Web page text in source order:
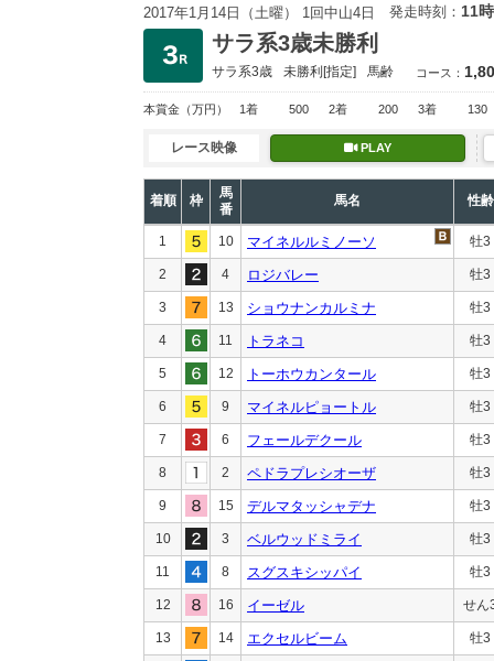
2017年1月14日（土曜） 1回中山4日 発走時刻： 11
サラ系3歳未勝利
サラ系3歳 未勝利[指定] 馬齢 コース：
本賞金 （万円） 1着 500 2着 200 3着 130
レース映像 PLAY
着順 枠
馬
番
馬名 性齢
1 10 マイネルルミノーソ 牡3
2 4 ロジバレー 牡3
3 13 ショウナンカルミナ 牡3
4 11 トラネコ 牡3
5 12 トーホウカンタール 牡3
6 9 マイネルピョートル 牡3
7 6 フェールデクール 牡3
8 2 ペドラプレシオーザ 牡3
9 15 デルマタッシャデナ 牡3
10 3 ベルウッドミライ 牡3
11 8 スグスキシッパイ 牡3
12 16 イーゼル せん
13 14 エクセルビーム 牡3